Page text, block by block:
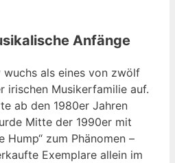
Anfänge
wuchs als eines von zwölf
irischen Musikerfamilie auf.
ab den 1980er Jahren
Mitte der 1990er mit
Hump“ zum Phänomen –
Exemplare allein im